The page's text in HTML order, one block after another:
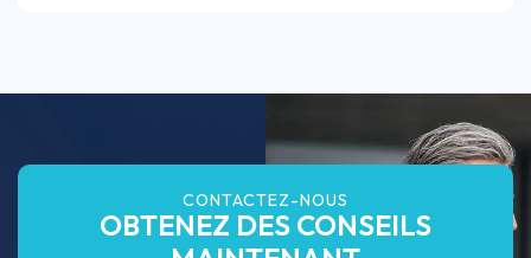
CONTACTEZ-NOUS
OBTENEZ DES CONSEILS